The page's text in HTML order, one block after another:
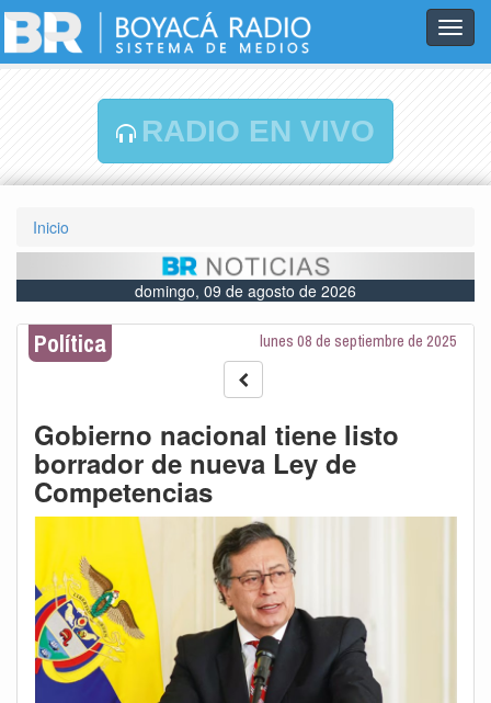
RADIO EN VIVO
Inicio
domingo, 09 de agosto de 2026
Política lunes 08 de septiembre de 2025
Gobierno nacional tiene listo
borrador de nueva Ley de
Competencias